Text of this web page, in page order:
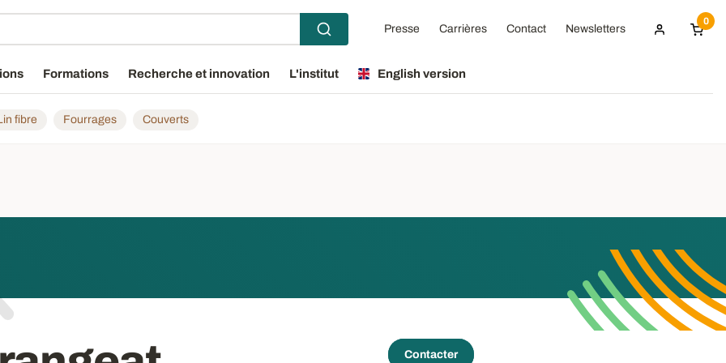
Presse Carrières Contact Newsletters
0
Formations Recherche et innovation L'institut English version
fibre Fourrages Couverts
Contacter